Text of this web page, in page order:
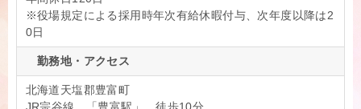
※役場規定による採用時年次有給休暇付与、次年度以降は2
0日
勤務地・アクセス
北海道天塩郡豊富町